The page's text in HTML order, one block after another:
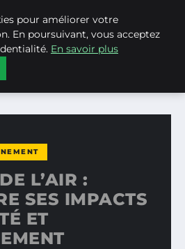
SES IMPACTS SUR LA…
L’AIR :
SES IMPACTS
ET
pour améliorer votre
En poursuivant, vous acceptez
En savoir plus